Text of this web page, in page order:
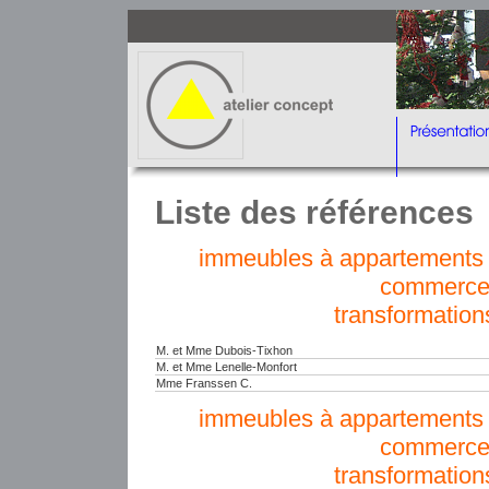
Liste des références
immeubles à
M. et Mme Dubois-Tixhon
M. et Mme Lenelle-Monfort
Mme Franssen C.
immeubles à